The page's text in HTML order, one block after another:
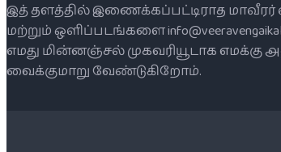
இத் தளத்தில் இணைக்கப்பட்டிராத
மற்றும் ஒளிப்படங்களை
எமது மின்னஞ்சல் முகவரியூடாக எமக்கு
வைக்குமாறு வேண்டுகிறோம்.